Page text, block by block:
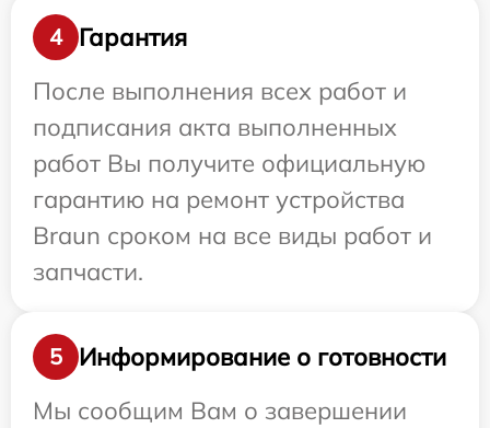
4
Гарантия
После выполнения всех работ и
подписания акта выполненных
работ Вы получите официальную
гарантию на ремонт устройства
Braun сроком на все виды работ и
запчасти.
5
Информирование о готовности
Мы сообщим Вам о завершении